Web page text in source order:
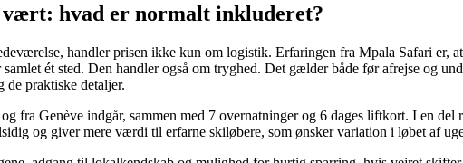
hvad er normalt inkluderet?
handler prisen ikke kun om logistik. Erfaringen fra Mpala Safari er, at
ét sted. Den handler også om tryghed. Det gælder både før afrejse og
de praktiske detaljer.
fra Genève indgår, sammen med 7 overnatninger og 6 dages liftkort. I en
og giver mere værdi til erfarne skiløbere, som ønsker variation i løbet af